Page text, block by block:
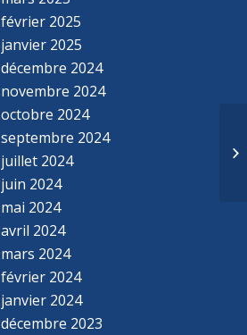
février 2025
janvier 2025
décembre 2024
novembre 2024
octobre 2024
septembre 2024
juillet 2024
juin 2024
mai 2024
avril 2024
mars 2024
février 2024
janvier 2024
décembre 2023